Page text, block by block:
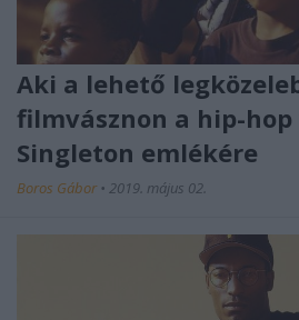
Aki a lehető
filmvásznon a hip-hop
Singleton emlékére
Boros Gábor • 2019. május 02.